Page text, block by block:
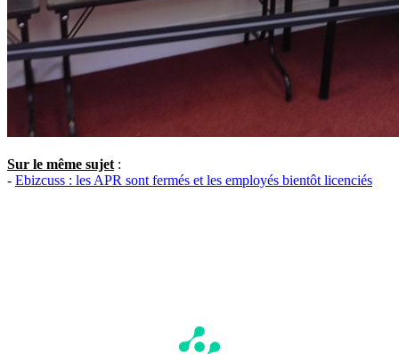
Sur le même sujet :
- Ebizcuss : les APR sont fermés et les employés bientôt licenciés